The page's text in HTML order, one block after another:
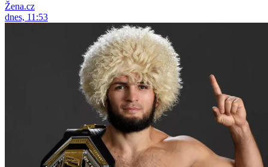
Žena.cz
dnes, 11:53